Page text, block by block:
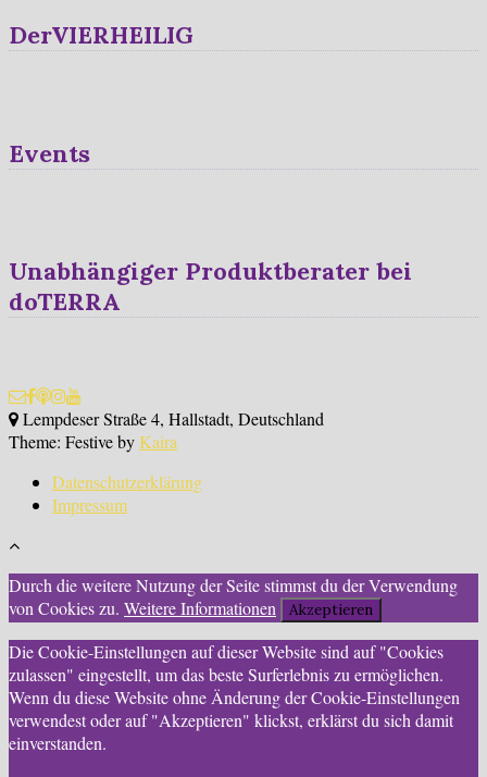
DerVIERHEILIG
Events
Unabhängiger Produktberater bei
doTERRA
Lempdeser Straße 4, Hallstadt, Deutschland
Theme: Festive byKaira
Datenschutzerklärung
Impressum
Durch die weitere Nutzung der Seite stimmst du der Verwendung
von Cookies zu. Weitere Informationen Akzeptieren
Die Cookie-Einstellungen auf dieser Website sind auf "Cookies
zulassen" eingestellt, um das beste Surferlebnis zu ermöglichen.
Wenn du diese Website ohne Änderung der Cookie-Einstellungen
verwendest oder auf "Akzeptieren" klickst, erklärst du sich damit
einverstanden.